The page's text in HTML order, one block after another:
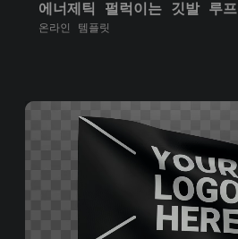
에너제틱 펄럭이는 깃발 루프
온라인 템플릿